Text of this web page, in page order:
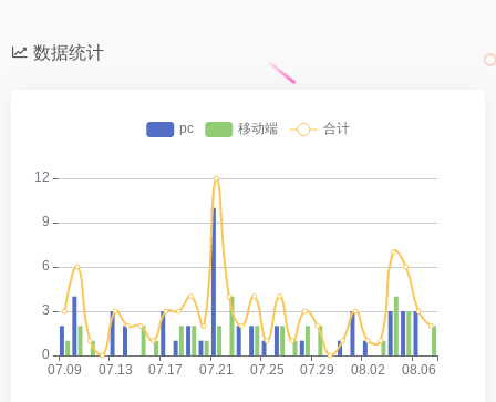
数据统计